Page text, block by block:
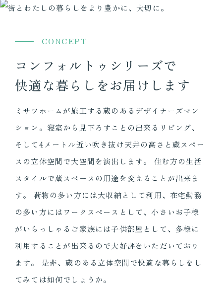
CONCEPT
コンフォルトゥシリーズで
快適な暮らしをお届けします
ミサワホームが施工する蔵のあるデザイナーズマン
ション。寝室から見下ろすことの出来るリビング、
そして4メートル近い吹き抜け天井の高さと蔵スペー
スの立体空間で大空間を演出します。 住む方の生活
スタイルで蔵スペースの用途を変えることが出来ま
す。 荷物の多い方には大収納として利用、在宅勤務
の多い方にはワークスペースとして、小さいお子様
がいらっしゃるご家族には子供部屋として、多様に
利用することが出来るので大好評をいただいており
ます。 是非、蔵のある立体空間で快適な暮らしをし
てみては如何でしょうか。